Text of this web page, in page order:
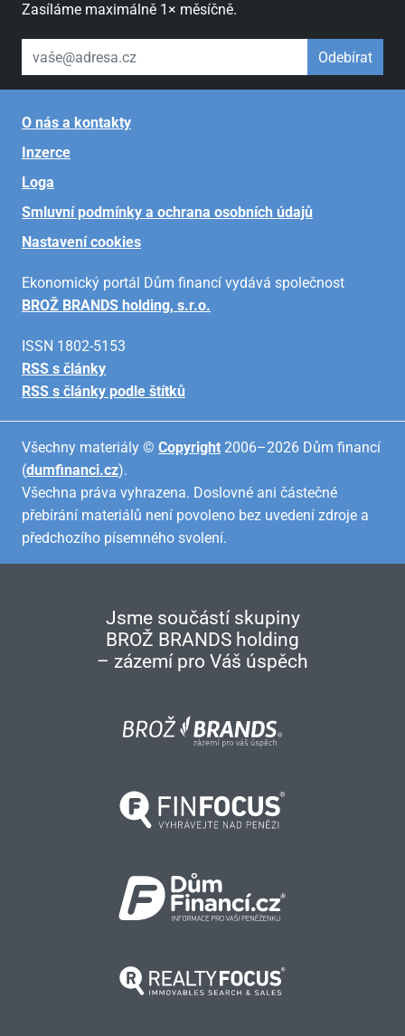
Zasíláme maximálně 1× měsíčně.
váš email Odebírat
O nás a kontakty
Inzerce
Loga
Smluvní podmínky a ochrana osobních údajů
Nastavení cookies
Ekonomický portál Dům financí vydává společnost
BROŽ BRANDS holding, s.r.o.
ISSN 1802-5153
RSS s články
RSS s články podle štítků
Všechny materiály © Copyright 2006–2026 Dům financí
(dumfinanci.cz).
Všechna práva vyhrazena. Doslovné ani částečné
přebírání materiálů není povoleno bez uvedení zdroje a
předchozího písemného svolení.
Jsme součástí skupiny
BROŽ BRANDS holding
– zázemí pro Váš úspěch